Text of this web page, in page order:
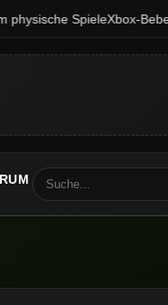
SpieleXbox-